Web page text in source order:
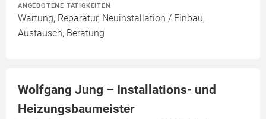
ANGEBOTENE TÄTIGKEITEN
Wartung, Reparatur, Neuinstallation / Einbau,
Austausch, Beratung
Wolfgang Jung – Installations- und
Heizungsbaumeister